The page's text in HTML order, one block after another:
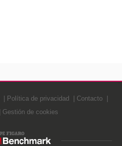
Política de privacidad
Contacto
Gestión de cookies